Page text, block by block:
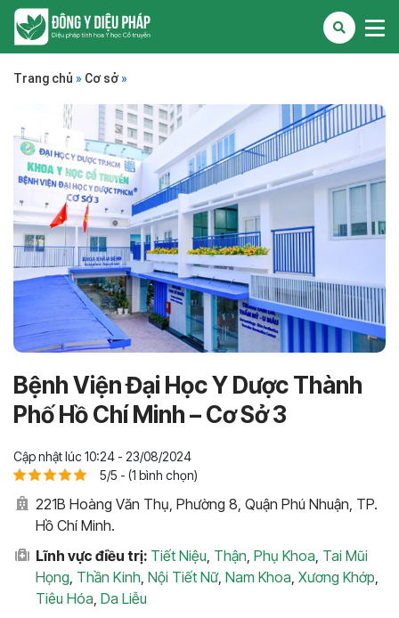
Trang chủ » Cơ sở »
Bệnh Viện Đại Học Y Dược Thành
Phố Hồ Chí Minh – Cơ Sở 3
Cập nhật lúc 10:24 - 23/08/2024
5/5 - (1 bình chọn)
221B Hoàng Văn Thụ, Phường 8, Quận Phú Nhuận, TP.
Hồ Chí Minh.
Lĩnh vực điều trị: Tiết Niệu Thận Phụ Khoa Tai Mũi
Họng Thần Kinh Nội Tiết Nữ, Nam Khoa Xương Khớp
Tiêu Hóa Da Liễu